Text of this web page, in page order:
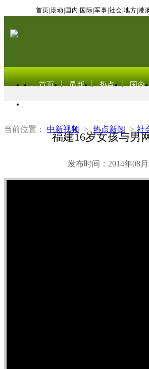
首页 滚动 国内 国际 军事 社会 地方 港
首页 最新 热点 国内
当前位置： 中新视频 > 热点新闻 > 社
福建16岁女孩与男
发布时间：2014年08